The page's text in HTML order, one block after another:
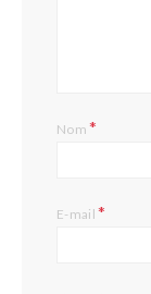
Nom*
E-mail*